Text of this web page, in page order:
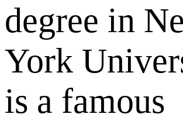
degree in
York
is a famous